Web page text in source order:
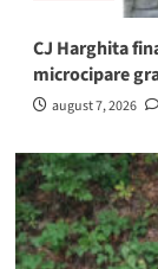
CJ Harghita
microcipare
august 7, 2026